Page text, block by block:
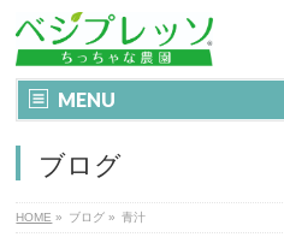
MENU
ブログ
HOME » ブログ » 青汁